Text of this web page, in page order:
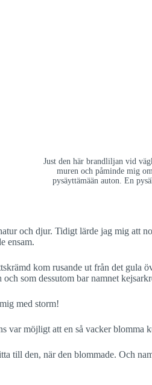
Just den här brandliljan vid
muren och påminde mig
pysäyttämään auton. En
och djur. Tidigt lärde jag mig att
ensam.
kom rusande ut från det
som dessutom bar namnet
med storm!
var möjligt att en så vacker
till den, när den blommade. Och